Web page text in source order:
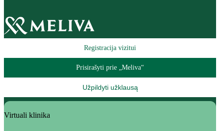
Registracija vizitui
Prisirašyti prie „Meliva“
Užpildyti užklausą
Virtuali klinika